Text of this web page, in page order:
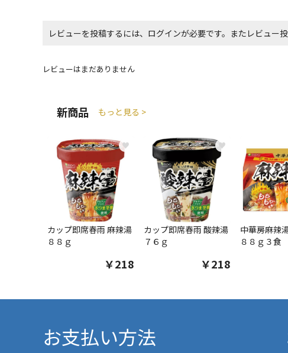
レビューを投稿するには、ログインが必要です。またレビュー
レビューはまだありません
新商品 もっと見る >
♥
カップ即席春雨 麻辣湯
８８ｇ
￥218
♥
カップ即席春雨 酸辣湯
７６ｇ
￥218
中華房麻辣
８８ｇ３食
お支払い方法